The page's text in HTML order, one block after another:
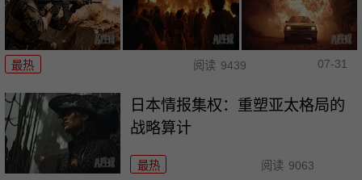
最热 阅读 9439 07-31
日本情报集权：重塑亚太格局的
战略算计
最热 阅读 9063